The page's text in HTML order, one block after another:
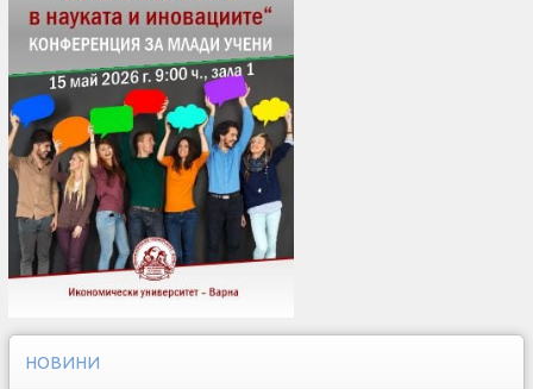
НОВИНИ